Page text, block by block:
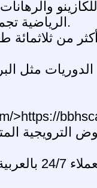
الرياضية تجمع كل الخدمات في مكان واحد.
من
مثل
>https://
يتوفر فريق